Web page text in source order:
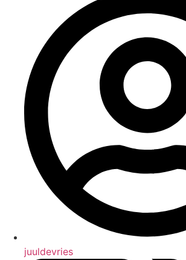
juuldevries